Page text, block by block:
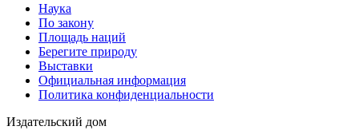
Наука
По закону
Площадь наций
Берегите природу
Выставки
Официальная информация
Политика конфиденциальности
Издательский дом